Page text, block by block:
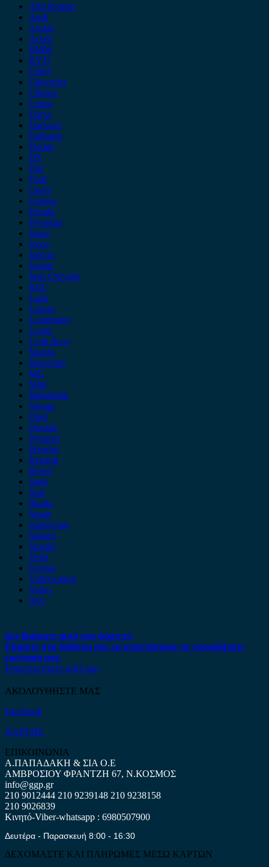
Alfa Romeo
Audi
Austin
Acura
BMW
BYD
Chery
Chevrolet
Citroen
Cupra
Dacia
Daewoo
Daihatsu
Dodge
DS
Fiat
Ford
Geely
Gonow
Honda
Hyundai
Isuzu
iveco
Jaecoo
Jaguar
Jeep Chrysler
KIA
Lada
Lancia
Leapmotor
Lexus
Lynk & co
Mazda
Mercedes
MG
Mini
Mitsubishi
Nissan
Opel
Omoda
Peugeot
Porsche
Renault
Rover
Saab
Seat
Skoda
Smart
ssangyong
Subaru
Suzuki
Tesla
Toyota
Volkswagen
Volvo
Xev
Δεν βρήκατε αυτό που ψάχνετε;
Είμαστε στη διάθεση σας να απαντήσουμε σε οποιαδήποτε
ερώτηση σας.
Επικοινωνήστε μαζί μας
ΑΚΟΛΟΥΘΗΣΤΕ ΜΑΣ
Facebook
ΧΑΡΤΗΣ
ΕΠΙΚΟΙΝΩΝΙΑ
Α.ΠΑΠΑΔΑΚΗ & ΣΙΑ Ο.Ε
ΑΜΒΡΟΣΙΟΥ ΦΡΑΝΤΖΗ 67, Ν.ΚΟΣΜΟΣ
info@ggp.gr
210 9012444 210 9239148 210 9238158
210 9026839
Κινητό-Viber-whatsapp : 6980507900
Δευτέρα - Παρασκευή 8:00 - 16:30
ΔΕΧΟΜΑΣΤΕ ΚΑΙ ΠΛΗΡΩΜΕΣ ΜΕΣΩ ΚΑΡΤΩΝ